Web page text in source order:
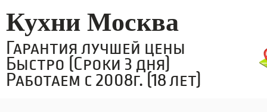
Кухни Москва
Гарантия лучшей цены
Быстро (Сроки 3 дня)
Работаем с 2008г. (18 лет)